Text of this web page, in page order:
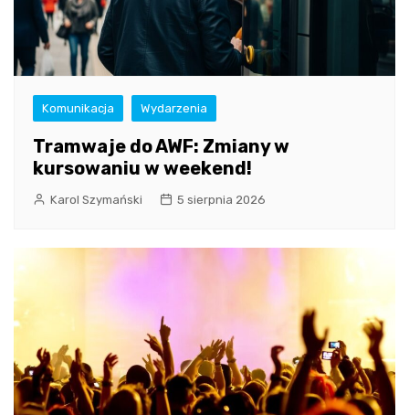
Komunikacja Wydarzenia
Tramwaje do AWF: Zmiany w
kursowaniu w weekend!
Karol Szymański 5 sierpnia 2026